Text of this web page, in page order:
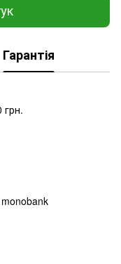
Гарантія
грн.